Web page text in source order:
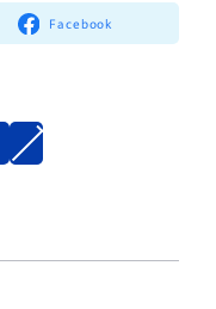
Facebook